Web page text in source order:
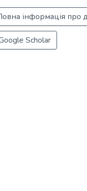
інформація про
Scholar